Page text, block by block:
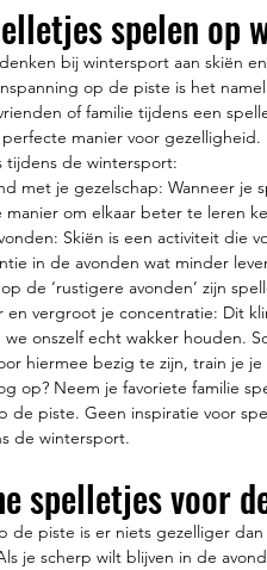
spelen op
bij wintersport aan skiën
op de piste is het
of familie tijdens een
manier voor
tijdens de wintersport:
met je gezelschap: Wanneer je
manier om elkaar beter te leren
Skiën is een activiteit die
in de avonden wat minder
de ‘rustigere avonden’ zijn
en vergroot je concentratie: Dit
onszelf echt wakker houden.
hiermee bezig te zijn, train je
op? Neem je favoriete familie
de piste. Geen inspiratie voor
de wintersport.
spelletjes voor
de piste is er niets gezelliger
je scherp wilt blijven in de